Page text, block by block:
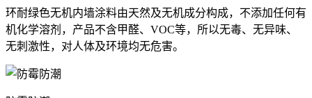
环耐绿色无机内墙涂料由天然及无机成分构成，不添加任何有
机化学溶剂，产品不含甲醛、VOC等，所以无毒、无异味、
无刺激性，对人体及环境均无危害。